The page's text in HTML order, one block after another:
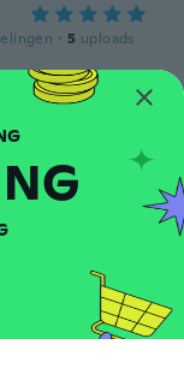
· 5 uploads
uploads
ABONNEER EN ONTVANG